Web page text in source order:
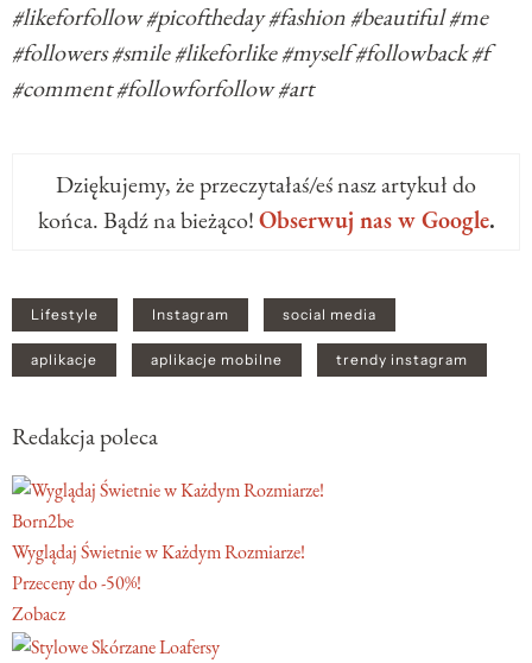
#likeforfollow #picoftheday #fashion #beautiful #me
#followers #smile #likeforlike #myself #followback #f
#comment #followforfollow #art
Dziękujemy, że przeczytałaś/eś nasz artykuł do
końca. Bądź na bieżąco!Obserwuj nas w Google.
Lifestyle Instagram social media
aplikacje aplikacje mobilne trendy instagram
Redakcja poleca
Born2be
Wyglądaj Świetnie w Każdym Rozmiarze!
Przeceny do -50%!
Zobacz